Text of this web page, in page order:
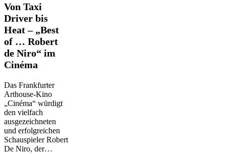
Von
Taxi
Driver
bis
Heat
–
„Best
of
Robert
de
Niro“
im
Cinéma
Von Taxi
Driver bis
Heat – „Best
of … Robert
de Niro“ im
Cinéma
Das Frankfurter
Arthouse-Kino
„Cinéma“ würdigt
den vielfach
ausgezeichneten
und erfolgreichen
Schauspieler Robert
De Niro, der…